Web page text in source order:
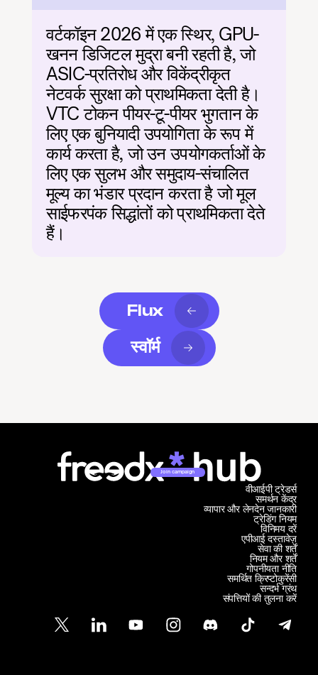
वर्टकॉइन 2026 में एक स्थिर, GPU-
खनन डिजिटल मुद्रा बनी रहती है, जो
ASIC-प्रतिरोध और विकेंद्रीकृत
नेटवर्क सुरक्षा को प्राथमिकता देती है।
VTC टोकन पीयर-टू-पीयर भुगतान के
लिए एक बुनियादी उपयोगिता के रूप में
कार्य करता है, जो उन उपयोगकर्ताओं के
लिए एक सुलभ और समुदाय-संचालित
मूल्य का भंडार प्रदान करता है जो मूल
साईफरपंक सिद्धांतों को प्राथमिकता देते
हैं।
Flux
स्वॉर्म
Join campaign
समर्थन केंद्र
व्यापार और लेनदेन जानकारी
वीआईपी ट्रेडर्स
ट्रेडिंग नियम
विनिमय दरें
एपीआई दस्तावेज़
सेवा की शर्तें
नियम और शर्तें
गोपनीयता नीति
समर्थित क्रिप्टोकुरेंसी
सन्दर्भ ग्रंथ
संपत्तियों की तुलना करें